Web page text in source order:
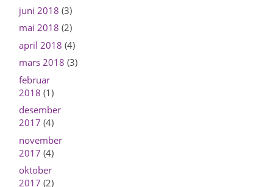
juni 2018 (3)
mai 2018 (2)
april 2018 (4)
mars 2018 (3)
februar
2018 (1)
desember
2017 (4)
november
2017 (4)
oktober
2017 (2)